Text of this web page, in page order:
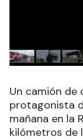
Un camión de
protagonista
mañana en la
kilómetros de